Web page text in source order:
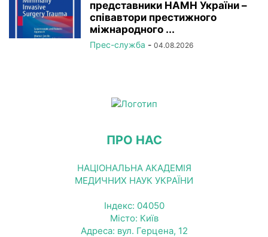
представники НАМН України –
співавтори престижного
міжнародного ...
Прес-служба - 04.08.2026
ПРО НАС
НАЦІОНАЛЬНА АКАДЕМІЯ
МЕДИЧНИХ НАУК УКРАЇНИ
Індекс: 04050
Місто: Київ
Адреса: вул. Герцена, 12